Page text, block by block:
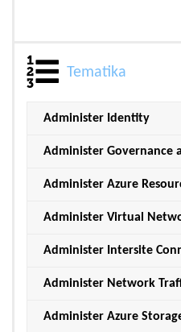
Tematika
Administer Identity
Administer Governance
Administer Azure
Administer Virtual
Administer Intersite
Administer Network
Administer Azure